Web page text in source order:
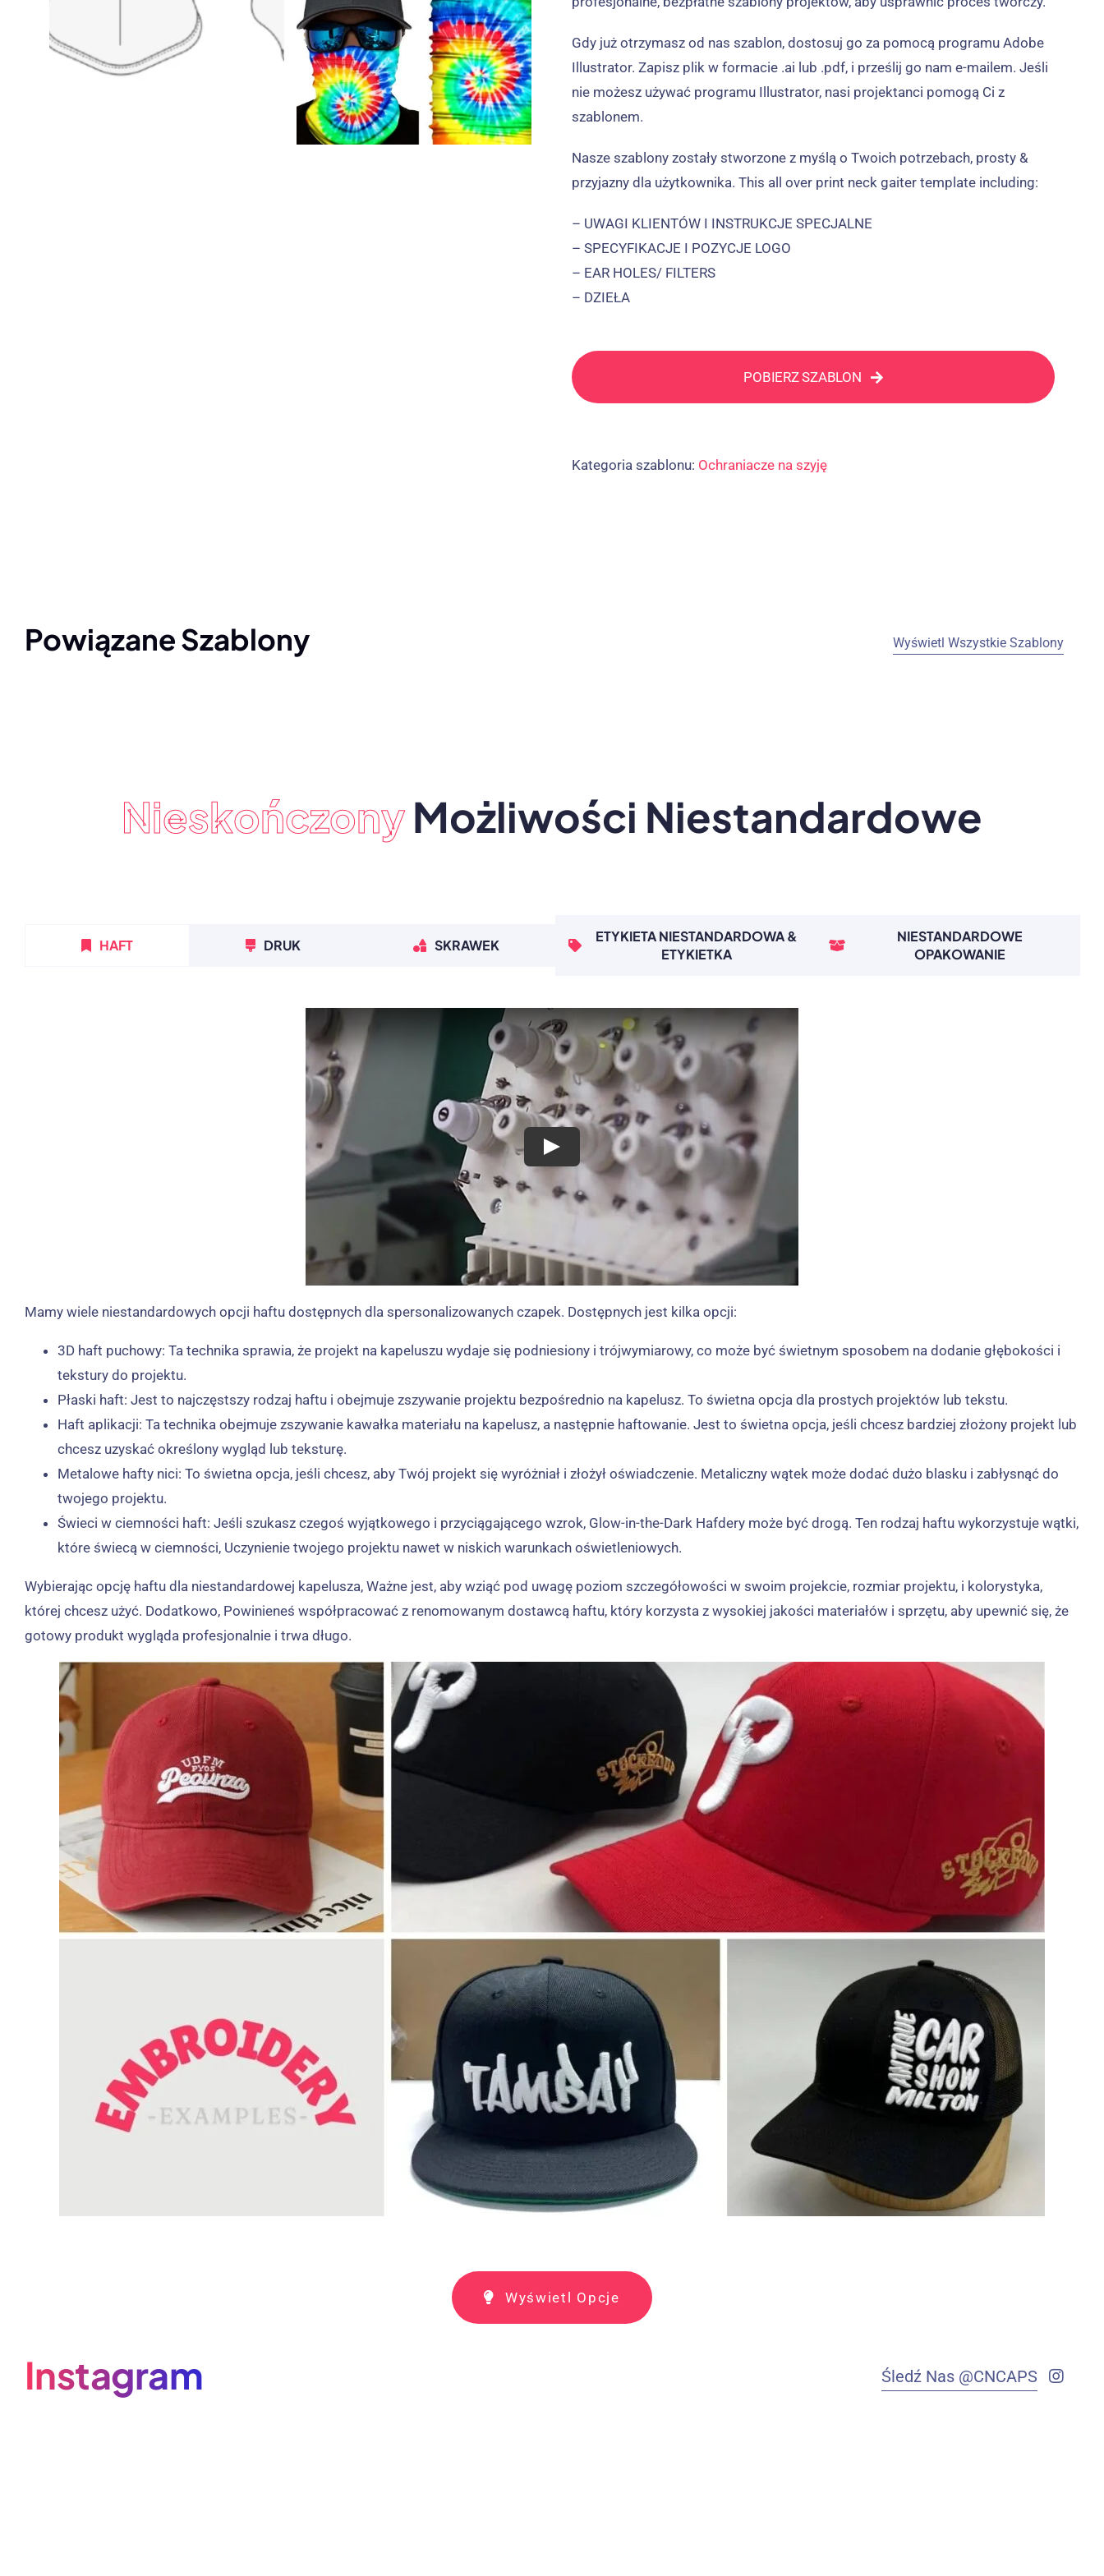
Gdy już otrzymasz od nas szablon, dostosuj go za pomocą programu Adobe
Illustrator. Zapisz plik w formacie .ai lub .pdf, i prześlij go nam e-mailem. Jeśli
nie możesz używać programu Illustrator, nasi projektanci pomogą Ci z
szablonem.
Nasze szablony zostały stworzone z myślą o Twoich potrzebach, prosty &
przyjazny dla użytkownika.This all over print neck gaiter template including:
– UWAGI KLIENTÓW I INSTRUKCJE SPECJALNE
– SPECYFIKACJE I POZYCJE LOGO
– EAR HOLES/ FILTERS
– DZIEŁA
POBIERZ SZABLON
Kategoria szablonu: Ochraniacze na szyję
Powiązane Szablony Wyświetl Wszystkie Szablony
NieskończonyMożliwości Niestandardowe
HAFT DRUK SKRAWEK
ETYKIETA NIESTANDARDOWA &
ETYKIETKA
NIESTANDARDOWE
OPAKOWANIE
Mamy wiele niestandardowych opcji haftu dostępnych dla spersonalizowanych czapek. Dostępnych jest kilka opcji:
3D haft puchowy: Ta technika sprawia, że ​​projekt na kapeluszu wydaje się podniesiony i trójwymiarowy, co może być świetnym sposobem na dodanie głębokości i
tekstury do projektu.
Płaski haft: Jest to najczęstszy rodzaj haftu i obejmuje zszywanie projektu bezpośrednio na kapelusz. To świetna opcja dla prostych projektów lub tekstu.
Haft aplikacji: Ta technika obejmuje zszywanie kawałka materiału na kapelusz, a następnie haftowanie. Jest to świetna opcja, jeśli chcesz bardziej złożony projekt lub
chcesz uzyskać określony wygląd lub teksturę.
Metalowe hafty nici: To świetna opcja, jeśli chcesz, aby Twój projekt się wyróżniał i złożył oświadczenie. Metaliczny wątek może dodać dużo blasku i zabłysnąć do
twojego projektu.
Świeci w ciemności haft: Jeśli szukasz czegoś wyjątkowego i przyciągającego wzrok, Glow-in-the-Dark Hafdery może być drogą. Ten rodzaj haftu wykorzystuje wątki,
które świecą w ciemności, Uczynienie twojego projektu nawet w niskich warunkach oświetleniowych.
Wybierając opcję haftu dla niestandardowej kapelusza, Ważne jest, aby wziąć pod uwagę poziom szczegółowości w swoim projekcie, rozmiar projektu, i kolorystyka,
której chcesz użyć. Dodatkowo, Powinieneś współpracować z renomowanym dostawcą haftu, który korzysta z wysokiej jakości materiałów i sprzętu, aby upewnić się, że
gotowy produkt wygląda profesjonalnie i trwa długo.
Wyświetl Opcje
Instagram Śledź Nas @CNCAPS